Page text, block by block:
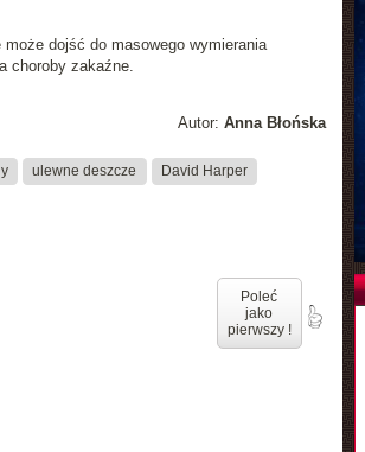
dojść do masowego wymierania
choroby zakaźne.
Autor: Anna Błońska
ulewne deszcze David Harper
Poleć
jako
pierwszy !